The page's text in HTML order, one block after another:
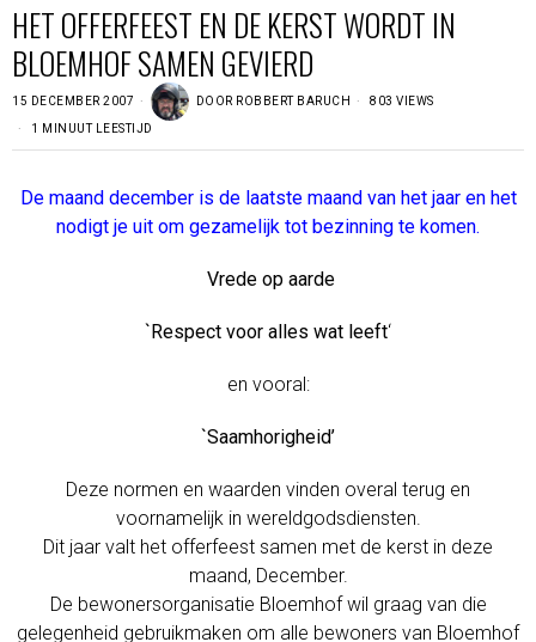
HET OFFERFEEST EN DE KERST WORDT IN
BLOEMHOF SAMEN GEVIERD
15 DECEMBER 2007 DOOR ROBBERT BARUCH 803 VIEWS
1 MINUUT LEESTIJD
De maand december is de laatste maand van het jaar en het
nodigt je uit om gezamelijk tot bezinning te komen.
Vrede op aarde
`Respect voor alles wat leeft‘
en vooral:
`Saamhorigheid’
Deze normen en waarden vinden overal terug en
voornamelijk in wereldgodsdiensten.
Dit jaar valt het offerfeest samen met de kerst in deze
maand, December.
De bewonersorganisatie Bloemhof wil graag van die
gelegenheid gebruikmaken om alle bewoners van Bloemhof